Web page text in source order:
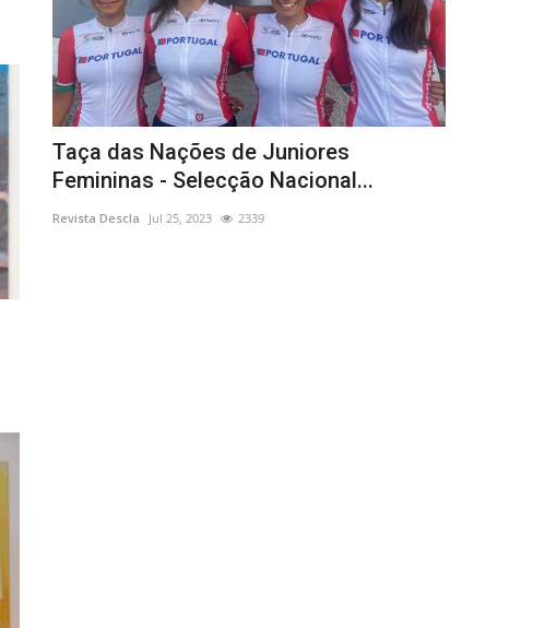
Taça das Nações de Juniores
Femininas - Selecção Nacional...
Revista Descla Jul 25, 2023 2339